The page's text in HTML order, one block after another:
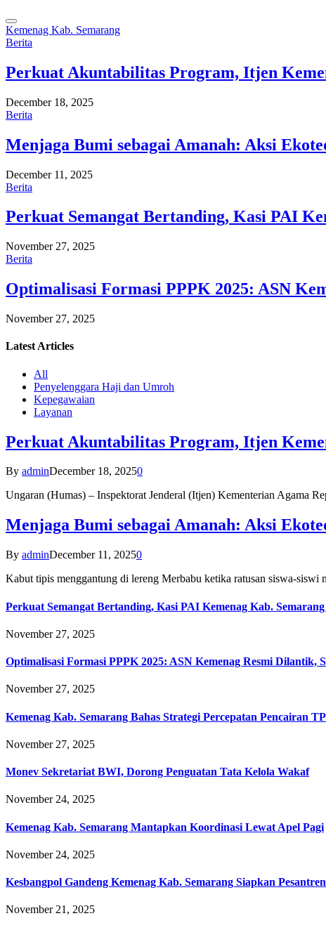
Kemenag Kab. Semarang
Berita
Perkuat Akuntabilitas Program, Itjen
December 18, 2025
Berita
Menjaga Bumi sebagai Amanah: Aksi
December 11, 2025
Berita
Perkuat Semangat Bertanding, Kasi PAI
November 27, 2025
Berita
Optimalisasi Formasi PPPK 2025: ASN
November 27, 2025
Latest Articles
All
Penyelenggara Haji dan Umroh
Kepegawaian
Layanan
Perkuat Akuntabilitas Program, Itjen
By adminDecember 18, 20250
Ungaran (Humas) – Inspektorat Jenderal (Itjen) Kementerian Agama
Menjaga Bumi sebagai Amanah: Aksi
By adminDecember 11, 20250
Kabut tipis menggantung di lereng Merbabu ketika ratusan siswa-
Perkuat Semangat Bertanding, Kasi PAI Kemenag Kab.
November 27, 2025
Optimalisasi Formasi PPPK 2025: ASN Kemenag Resmi Dilantik,
November 27, 2025
Kemenag Kab. Semarang Bahas Strategi Percepatan Pencairan
November 27, 2025
Monev Sekretariat BWI, Dorong Penguatan Tata Kelola Wakaf
November 24, 2025
Kemenag Kab. Semarang Mantapkan Koordinasi Lewat Apel Pagi
November 24, 2025
Kesbangpol Gandeng Kemenag Kab. Semarang Siapkan
November 21, 2025